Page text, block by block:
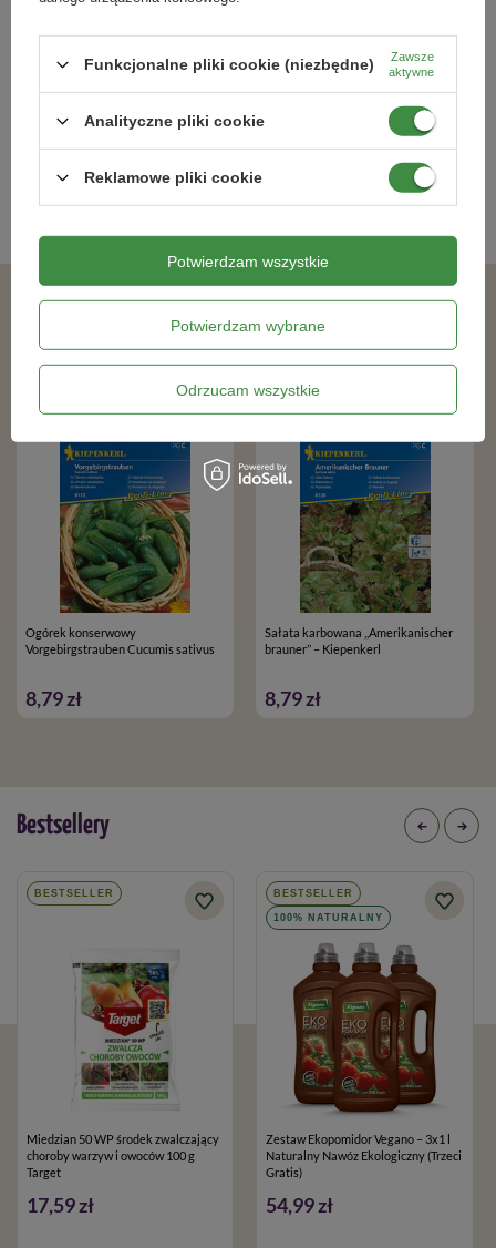
10,99 zł
lunga di Firenze‘’ – Kiepenkerl
21,99 zł
Kategorie powiązane
Ogórek konserwowy
Vorgebirgstrauben Cucumis sativus
8,79 zł
Sałata karbowana ,,Amerikanischer
brauner’’ – Kiepenkerl
8,79 zł
Bestsellery
BESTSELLER
Miedzian 50 WP środek zwalczający
choroby warzyw i owoców 100 g
Target
17,59 zł
BESTSELLER
100% NATURALNY
Zestaw Ekopomidor Vegano – 3x1 l
Naturalny Nawóz Ekologiczny (Trzeci
Gratis)
54,99 zł
Funkcjonalne pliki cookie (niezbędne)
Zawsze
aktywne
Analityczne pliki cookie
Reklamowe pliki cookie
Potwierdzam wybrane
Odrzucam wszystkie
Potwierdzam wszystkie